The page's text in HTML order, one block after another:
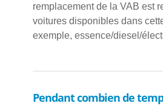
remplacement de la VAB est
voitures disponibles dans
exemple, essence/diesel/
Pendant combien de